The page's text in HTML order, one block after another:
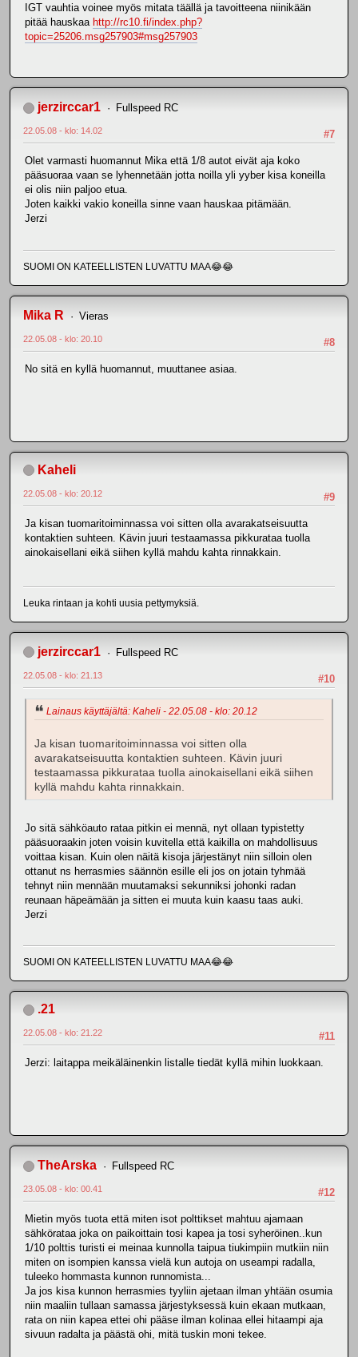
IGT vauhtia voinee myös mitata täällä ja tavoitteena niinikään
pitää hauskaa http://rc10.fi/index.php?
topic=25206.msg257903#msg257903
jerzirccar1 Fullspeed RC
#7
22.05.08 - klo: 14.02
Olet varmasti huomannut Mika että 1/8 autot eivät aja koko
pääsuoraa vaan se lyhennetään jotta noilla yli yyber kisa koneilla
ei olis niin paljoo etua.
Joten kaikki vakio koneilla sinne vaan hauskaa pitämään.
Jerzi
SUOMI ON KATEELLISTEN LUVATTU MAA😂😂
Mika R Vieras
#8
22.05.08 - klo: 20.10
No sitä en kyllä huomannut, muuttanee asiaa.
Kaheli
#9
22.05.08 - klo: 20.12
Ja kisan tuomaritoiminnassa voi sitten olla avarakatseisuutta
kontaktien suhteen. Kävin juuri testaamassa pikkurataa tuolla
ainokaisellani eikä siihen kyllä mahdu kahta rinnakkain.
Leuka rintaan ja kohti uusia pettymyksiä.
jerzirccar1 Fullspeed RC
#10
22.05.08 - klo: 21.13
Lainaus käyttäjältä: Kaheli - 22.05.08 - klo: 20.12
Ja kisan tuomaritoiminnassa voi sitten olla
avarakatseisuutta kontaktien suhteen. Kävin juuri
testaamassa pikkurataa tuolla ainokaisellani eikä siihen
kyllä mahdu kahta rinnakkain.
Jo sitä sähköauto rataa pitkin ei mennä, nyt ollaan typistetty
pääsuoraakin joten voisin kuvitella että kaikilla on mahdollisuus
voittaa kisan. Kuin olen näitä kisoja järjestänyt niin silloin olen
ottanut ns herrasmies säännön esille eli jos on jotain tyhmää
tehnyt niin mennään muutamaksi sekunniksi johonki radan
reunaan häpeämään ja sitten ei muuta kuin kaasu taas auki.
Jerzi
SUOMI ON KATEELLISTEN LUVATTU MAA😂😂
.21
#11
22.05.08 - klo: 21.22
Jerzi: laitappa meikäläinenkin listalle tiedät kyllä mihin luokkaan.
TheArska Fullspeed RC
#12
23.05.08 - klo: 00.41
Mietin myös tuota että miten isot polttikset mahtuu ajamaan
sähkörataa joka on paikoittain tosi kapea ja tosi syheröinen..kun
1/10 polttis turisti ei meinaa kunnolla taipua tiukimpiin mutkiin niin
miten on isompien kanssa vielä kun autoja on useampi radalla,
tuleeko hommasta kunnon runnomista...
Ja jos kisa kunnon herrasmies tyyliin ajetaan ilman yhtään osumia
niin maaliin tullaan samassa järjestyksessä kuin ekaan mutkaan,
rata on niin kapea ettei ohi pääse ilman kolinaa ellei hitaampi aja
sivuun radalta ja päästä ohi, mitä tuskin moni tekee.